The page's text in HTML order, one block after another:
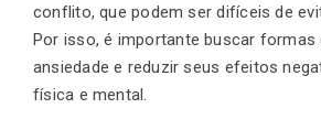
Exportação
conflito, que podem ser difíceis de
Por isso, é importante buscar formas
ansiedade e reduzir seus efeitos
física e mental.